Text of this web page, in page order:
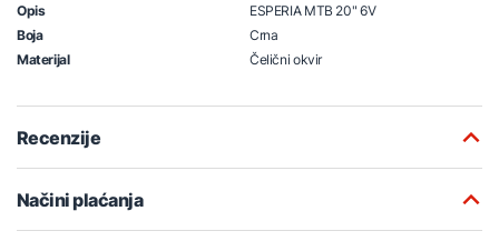
Opis
ESPERIA MTB 20" 6V
Boja
Crna
Materijal
Čelični okvir
Recenzije
Načini plaćanja